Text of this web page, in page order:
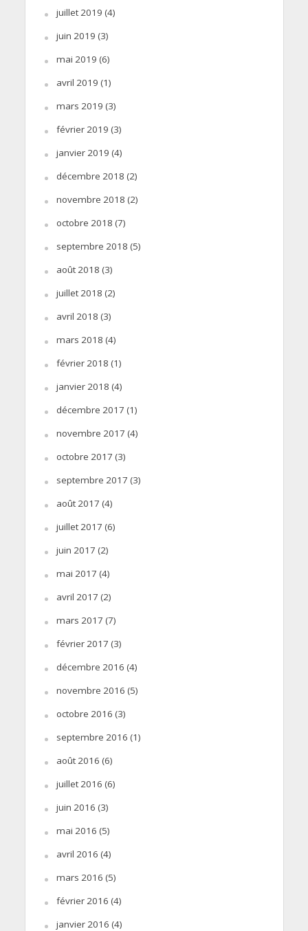
juillet 2019 (4)
juin 2019 (3)
mai 2019 (6)
avril 2019 (1)
mars 2019 (3)
février 2019 (3)
janvier 2019 (4)
décembre 2018 (2)
novembre 2018 (2)
octobre 2018 (7)
septembre 2018 (5)
août 2018 (3)
juillet 2018 (2)
avril 2018 (3)
mars 2018 (4)
février 2018 (1)
janvier 2018 (4)
décembre 2017 (1)
novembre 2017 (4)
octobre 2017 (3)
septembre 2017 (3)
août 2017 (4)
juillet 2017 (6)
juin 2017 (2)
mai 2017 (4)
avril 2017 (2)
mars 2017 (7)
février 2017 (3)
décembre 2016 (4)
novembre 2016 (5)
octobre 2016 (3)
septembre 2016 (1)
août 2016 (6)
juillet 2016 (6)
juin 2016 (3)
mai 2016 (5)
avril 2016 (4)
mars 2016 (5)
février 2016 (4)
janvier 2016 (4)